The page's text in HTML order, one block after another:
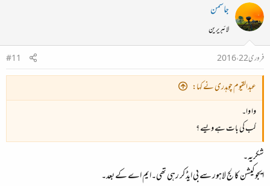
جاسمن
لائبریرین
فروری 22، 2016
#11
عبدالقیوم چوہدری نے کہا:
وا وا۔
کب کی بات ہے ویسے ؟
شکریہ۔
ایجوکیشن کالج لاہور سے بی ایڈ کر رہی تھی۔ایم اے کے بعد۔